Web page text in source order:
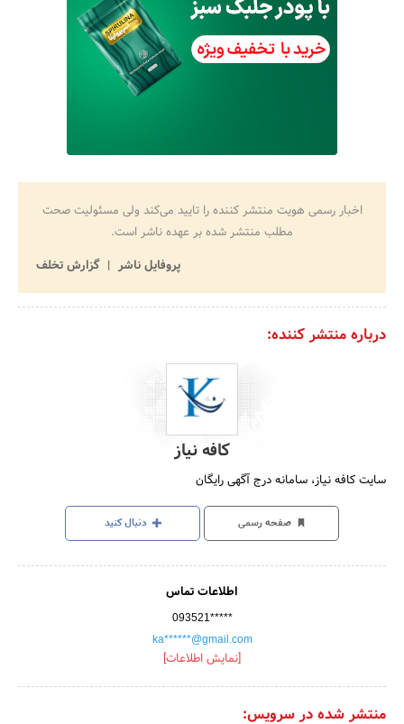
اخبار رسمی هویت منتشر کننده را تایید می‌کند ولی مسئولیت صحت
مطلب منتشر شده بر عهده ناشر است.
پروفایل ناشر
گزارش تخلف
درباره منتشر کننده:
کافه نیاز
سایت کافه نیاز، سامانه درج آگهی رایگان
صفحه رسمی دنبال کنید
اطلاعات تماس
093521*****
ka******@gmail.com
[نمایش اطلاعات]
منتشر شده در سرویس: